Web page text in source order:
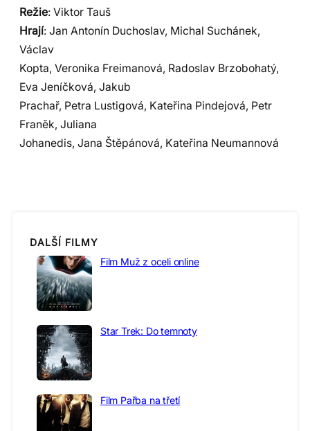
Režie: Viktor Tauš
Hrají: Jan Antonín Duchoslav, Michal Suchánek,
Václav
Kopta, Veronika Freimanová, Radoslav Brzobohatý,
Eva Jeníčková, Jakub
Prachař, Petra Lustigová, Kateřina Pindejová, Petr
Franěk, Juliana
Johanedis, Jana Štěpánová, Kateřina Neumannová
DALŠÍ FILMY
Film Muž z oceli online
Star Trek: Do temnoty
Film Pařba na třetí